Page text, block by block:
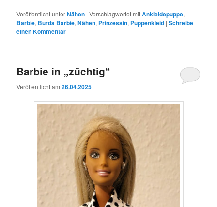
Veröffentlicht unterNähen |Verschlagwortet mitAnkleidepuppe,
Barbie, Burda Barbie,Nähen, Prinzessin, Puppenkleid |Schreibe
einen Kommentar
Barbie in „züchtig“
Veröffentlicht am26.04.2025